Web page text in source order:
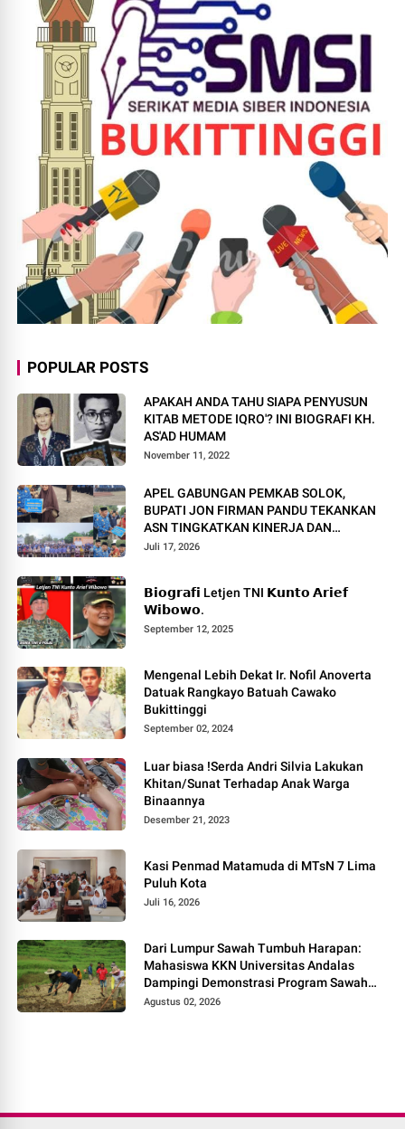
POPULAR POSTS
APAKAH ANDA TAHU SIAPA PENYUSUN
KITAB METODE IQRO'? INI BIOGRAFI KH.
AS'AD HUMAM
November 11, 2022
APEL GABUNGAN PEMKAB SOLOK,
BUPATI JON FIRMAN PANDU TEKANKAN
ASN TINGKATKAN KINERJA DAN
PELAYANAN MASYARAKAT.
Juli 17, 2026
𝗕𝗶𝗼𝗴𝗿𝗮𝗳𝗶 Letjen TNI 𝗞𝘂𝗻𝘁𝗼 𝗔𝗿𝗶𝗲𝗳
𝗪𝗶𝗯𝗼𝘄𝗼.
September 12, 2025
Mengenal Lebih Dekat Ir. Nofil Anoverta
Datuak Rangkayo Batuah Cawako
Bukittinggi
September 02, 2024
Luar biasa !Serda Andri Silvia Lakukan
Khitan/Sunat Terhadap Anak Warga
Binaannya
Desember 21, 2023
Kasi Penmad Matamuda di MTsN 7 Lima
Puluh Kota
Juli 16, 2026
Dari Lumpur Sawah Tumbuh Harapan:
Mahasiswa KKN Universitas Andalas
Dampingi Demonstrasi Program Sawah
Pokok Murah di Jorong Bayua
Agustus 02, 2026